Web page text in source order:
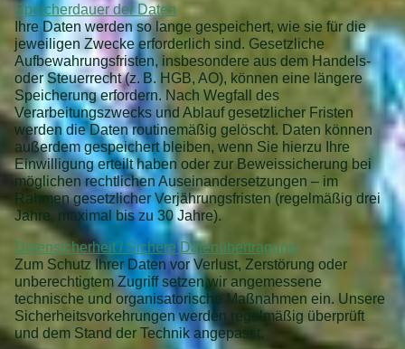
Speicherdauer der Daten
Ihre Daten werden so lange gespeichert, wie sie für die
jeweiligen Zwecke erforderlich sind. Gesetzliche
Aufbewahrungsfristen, insbesondere aus dem Handels-
oder Steuerrecht (z. B. HGB, AO), können eine längere
Speicherung erfordern. Nach Wegfall des
Verarbeitungszwecks und Ablauf gesetzlicher Fristen
werden die Daten routinemäßig gelöscht. Daten können
außerdem gespeichert bleiben, wenn Sie hierzu Ihre
Einwilligung erteilt haben oder zur Beweissicherung bei
möglichen rechtlichen Auseinandersetzungen – im
Rahmen gesetzlicher Verjährungsfristen (regelmäßig drei
Jahre, maximal bis zu 30 Jahre).
Datensicherheit / Sichere Datenübertragung
Zum Schutz Ihrer Daten vor Verlust, Zerstörung oder
unberechtigtem Zugriff setzen wir angemessene
technische und organisatorische Maßnahmen ein. Unsere
Sicherheitsvorkehrungen werden regelmäßig überprüft
und dem Stand der Technik angepasst.